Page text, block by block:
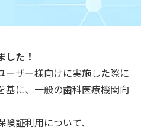
した！
ーザー様向けに実施した際に
基に、一般の歯科医療機関向
証利用について、